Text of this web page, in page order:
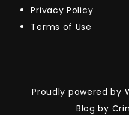
Privacy Policy
Terms of Use
Proudly powered by
Blog by